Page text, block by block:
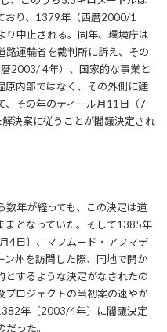
おり、1379年（西暦2000/1
り中止される。同年、環境庁は
路運輸省を裁判所に訴え、その
2003/ 4年）、国家的な事業と
原内部ではなく、その外側に建
、その年のティール月11日（7
決案に従うことが閣議決定され
年が経っても、この決定は道
まとなっていた。そして1385年
4日〕、マフムード・アフマデ
ン州を訪問した際、同地で開か
とするような決定がなされたの
プロジェクトの当初案の速やか
年〔2003/4年〕に閣議決定
った。